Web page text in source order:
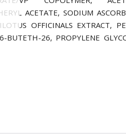
ACETATE, SODIUM
OFFICINALS EXTRACT,
BUTETH-26, PROPYLENE